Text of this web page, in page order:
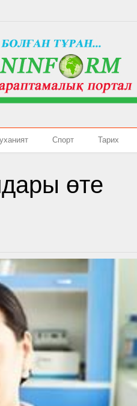
Спорт Тарих
өте